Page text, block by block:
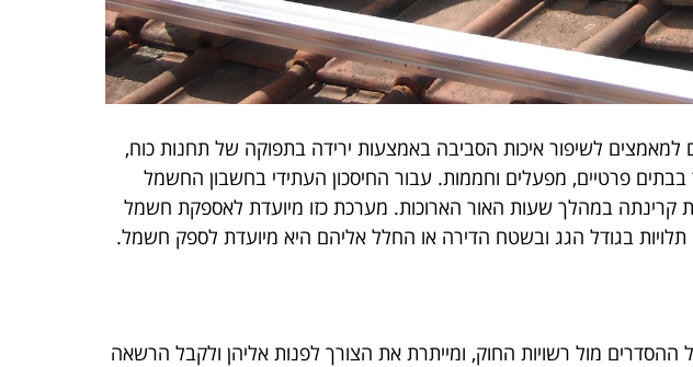
לשיפור איכות הסביבה באמצעות ירידה בתפוקה של תחנות כוח,
פרטיים, מפעלים וחממות. עבור החיסכון העתידי בחשבון החשמל
במהלך שעות האור הארוכות. מערכת כזו מיועדת לאספקת חשמל
מול רשויות החוק, ומייתרת את הצורך לפנות אליהן ולקבל הרשאה